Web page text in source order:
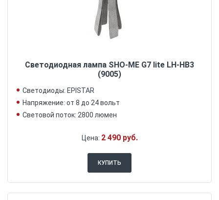
Светодиодная лампа SHO-ME G7 lite LH-HB3
(9005)
Светодиоды: EPISTAR
Напряжение: от 8 до 24 вольт
Световой поток: 2800 люмен
Цена: 2 490 руб.
КУПИТЬ